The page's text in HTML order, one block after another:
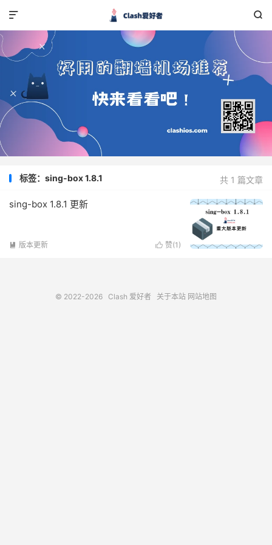


共 1 篇文章
标签：sing-box 1.8.1
sing-box 1.8.1 更新
 赞(1 )
 版本更新
© 2022-2026 Clash 爱好者 关于本站 网站地图